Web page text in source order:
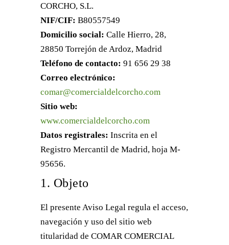
CORCHO, S.L.
NIF/CIF: B80557549
Domicilio social: Calle Hierro, 28,
28850 Torrejón de Ardoz, Madrid
Teléfono de contacto: 91 656 29 38
Correo electrónico:
comar@comercialdelcorcho.com
Sitio web:
www.comercialdelcorcho.com
Datos registrales: Inscrita en el
Registro Mercantil de Madrid, hoja M-
95656.
1. Objeto
El presente Aviso Legal regula el acceso,
navegación y uso del sitio web
titularidad de COMAR COMERCIAL